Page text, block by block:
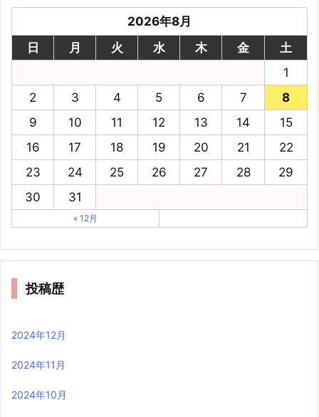
2026年8月
日
月 火 水 木 金
土
1
2
3 4 5 6 7
8
9
10 11 12 13 14
15
16
17 18 19 20 21
22
23
24 25 26 27 28
29
30
31
« 12月
投稿歴
2024年12月
2024年11月
2024年10月